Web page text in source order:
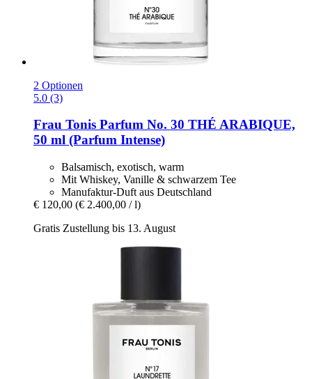
2 Optionen
5.0 (3)
Frau Tonis Parfum No. 30 THÉ ARABIQUE,
50 ml (Parfum Intense)
Balsamisch, exotisch, warm
Mit Whiskey, Vanille & schwarzem Tee
Manufaktur-Duft aus Deutschland
€ 120,00 (€ 2.400,00 / l)
Gratis Zustellung bis 13. August